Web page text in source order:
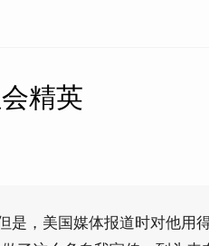
精英
是，美国媒体报道时对他用